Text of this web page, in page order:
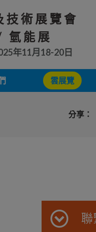
技術展覽會
氫能展
年11月18-20日
雲展覽
分享：
聯